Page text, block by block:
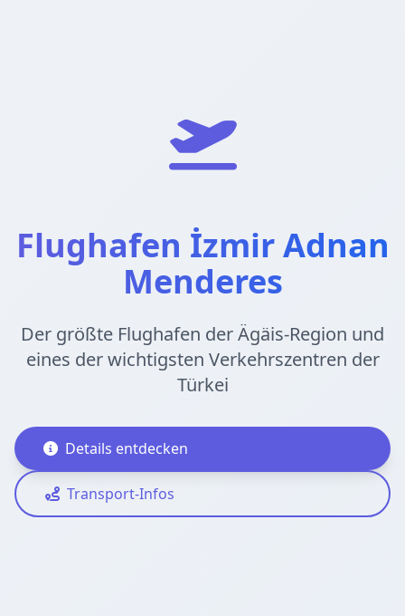
Flughafen İzmir Adnan
Menderes
Der größte Flughafen der Ägäis-Region und
eines der wichtigsten Verkehrszentren der
Türkei
Details entdecken
Transport-Infos